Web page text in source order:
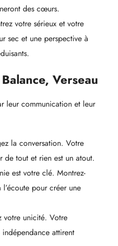
des cœurs.
votre sérieux et votre
sec et une perspective à
Verseau
leur communication et leur
la conversation. Votre
de tout et rien est un atout.
est votre clé. Montrez-
pour créer une
votre unicité. Votre
attirent